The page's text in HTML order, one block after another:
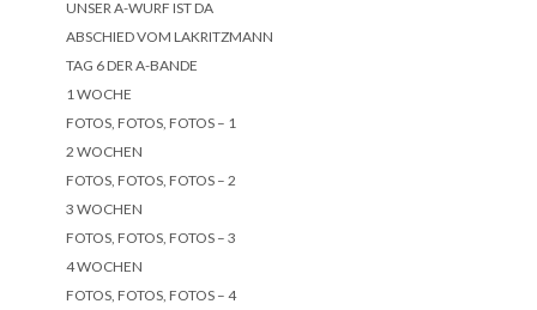
UNSER A-WURF IST DA
ABSCHIED VOM LAKRITZMANN
TAG 6 DER A-BANDE
1 WOCHE
FOTOS, FOTOS, FOTOS – 1
2 WOCHEN
FOTOS, FOTOS, FOTOS – 2
3 WOCHEN
FOTOS, FOTOS, FOTOS – 3
4 WOCHEN
FOTOS, FOTOS, FOTOS – 4